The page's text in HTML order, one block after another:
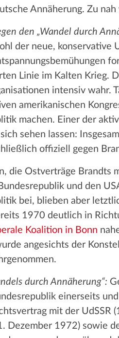
Annäherung. Zu
den „Wandel durch
der neue, konservative
Linie im Kalten Krieg.
intensiv wahr.
amerikanischen
machen. Einer der
sehen lassen:
offiziell gegen
die Ostverträge Brandts
und den
bei, blieben aber
1970 deutlich in
Koalition in Bonn
angesichts der
durch Annäherung“:
einerseits
mit der UdSSR
Dezember 1972) sowie